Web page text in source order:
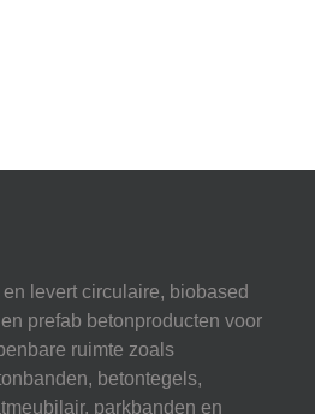
levert circulaire, biobased
prefab betonproducten voor
ruimte zoals
betontegels,
parkbanden en